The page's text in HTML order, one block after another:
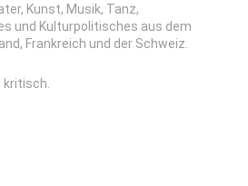
Kunst, Musik, Tanz,
und Kulturpolitisches aus dem
Frankreich und der Schweiz.